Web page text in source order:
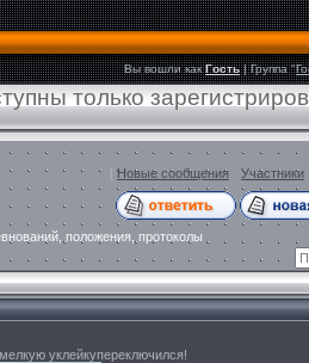
Вы вошли как Гость|Группа"
только
[ Новые сообщения Участники
положения, протоколы
уклейкупереключился!